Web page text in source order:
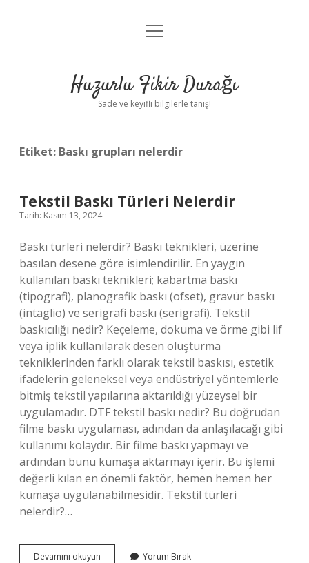
Anasayfa
Yasal Uyarı
menüyü
Huzurlu Fikir Durağı
Sade ve keyifli bilgilerle tanış!
Etiket: Baskı grupları nelerdir
Tekstil Baskı Türleri Nelerdir
Tarih: Kasım 13, 2024
Baskı türleri nelerdir? Baskı teknikleri, üzerine
basılan desene göre isimlendirilir. En yaygın
kullanılan baskı teknikleri; kabartma baskı
(tipografi), planografik baskı (ofset), gravür baskı
(intaglio) ve serigrafi baskı (serigrafi). Tekstil
baskıcılığı nedir? Keçeleme, dokuma ve örme gibi lif
veya iplik kullanılarak desen oluşturma
tekniklerinden farklı olarak tekstil baskısı, estetik
ifadelerin geleneksel veya endüstriyel yöntemlerle
bitmiş tekstil yapılarına aktarıldığı yüzeysel bir
uygulamadır. DTF tekstil baskı nedir? Bu doğrudan
filme baskı uygulaması, adından da anlaşılacağı gibi
kullanımı kolaydır. Bir filme baskı yapmayı ve
ardından bunu kumaşa aktarmayı içerir. Bu işlemi
değerli kılan en önemli faktör, hemen hemen her
kumaşa uygulanabilmesidir. Tekstil türleri
nelerdir?…
Devamını okuyun Yorum Bırak